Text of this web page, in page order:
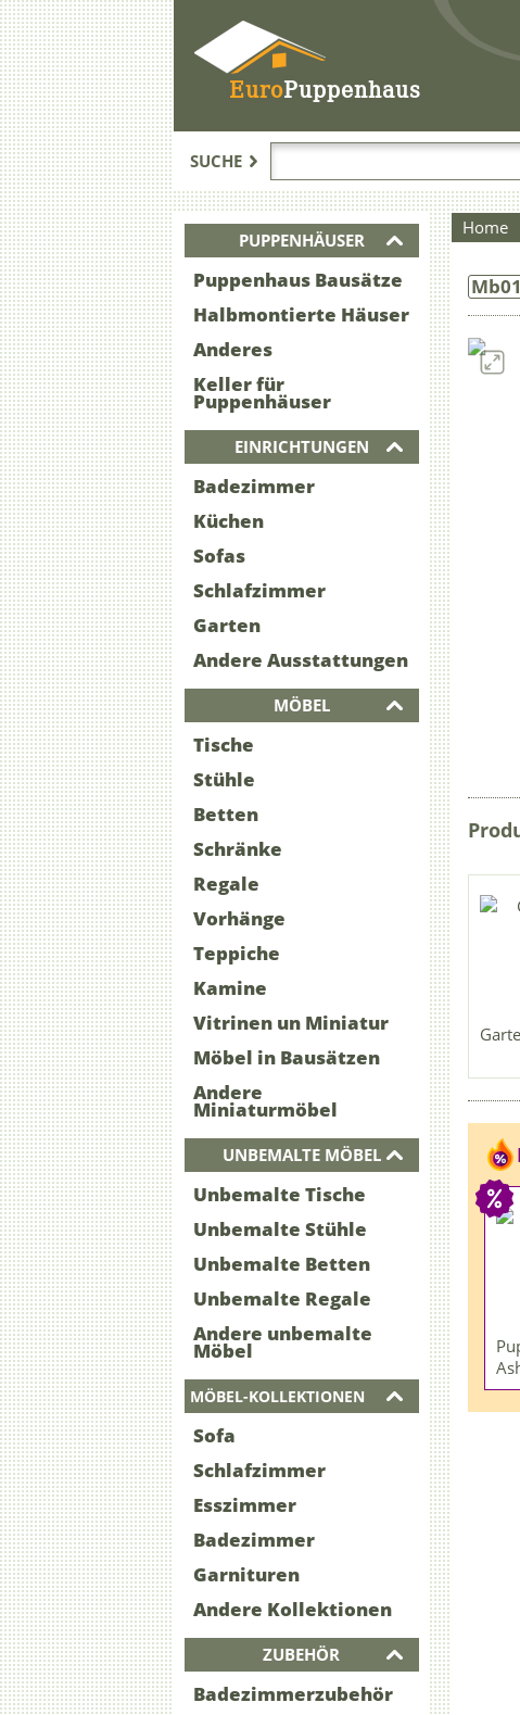
EuroPuppenhaus
SUCHE
PUPPENHÄUSER
Puppenhaus Bausätze
Halbmontierte Häuser
Anderes
Keller für
Puppenhäuser
EINRICHTUNGEN
Badezimmer
Küchen
Sofas
Schlafzimmer
Garten
Andere Ausstattungen
MÖBEL
Tische
Stühle
Betten
Schränke
Regale
Vorhänge
Teppiche
Kamine
Vitrinen un Miniatur
Möbel in Bausätzen
Andere
Miniaturmöbel
UNBEMALTE MÖBEL
Unbemalte Tische
Unbemalte Stühle
Unbemalte Betten
Unbemalte Regale
Andere unbemalte
Möbel
MÖBEL-KOLLEKTIONEN
Sofa
Schlafzimmer
Esszimmer
Badezimmer
Garnituren
Andere Kollektionen
ZUBEHÖR
Badezimmerzubehör
Home